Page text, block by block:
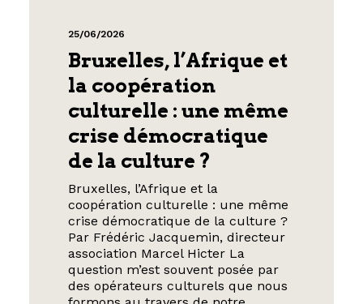
25/06/2026
Bruxelles, l’Afrique et
la coopération
culturelle : une même
crise démocratique
de la culture ?
Bruxelles, l’Afrique et la
coopération culturelle : une même
crise démocratique de la culture ?
Par Frédéric Jacquemin, directeur
association Marcel Hicter La
question m’est souvent posée par
des opérateurs culturels que nous